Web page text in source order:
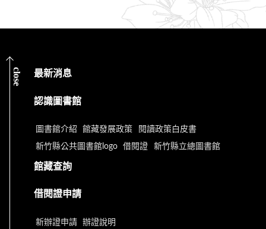
close 最新消息
認識圖書館
圖書館介紹 館藏發展政策 閱讀政策白皮書
新竹縣公共圖書館logo 借閱證 新竹縣立總圖書館
館藏查詢
借閱證申請
新辦證申請 辦證說明